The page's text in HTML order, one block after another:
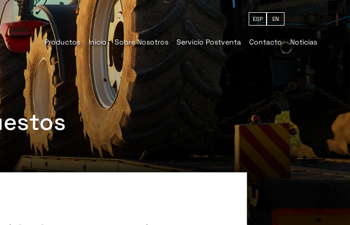
Productos Inicio Sobre Nosotros Servicio Postventa Contacto Noticias
ESP EN